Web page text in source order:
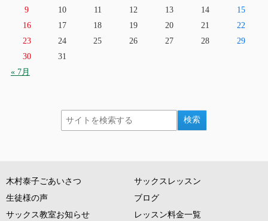
« 7月
9
10 11 12 13 14
15
16
17 18 19 20 21
22
23
24 25 26 27 28
29
30
31
木村泰子ごあいさつ
サックスレッスン
生徒様の声
ブログ
サックス教室お知らせ
レッスン料金一覧